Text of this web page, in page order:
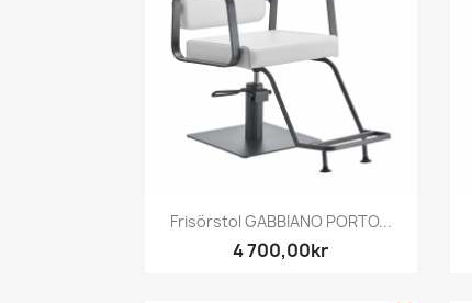
Snabbvy
Frisörstol GABBIANO PORTO...
4 700,00kr